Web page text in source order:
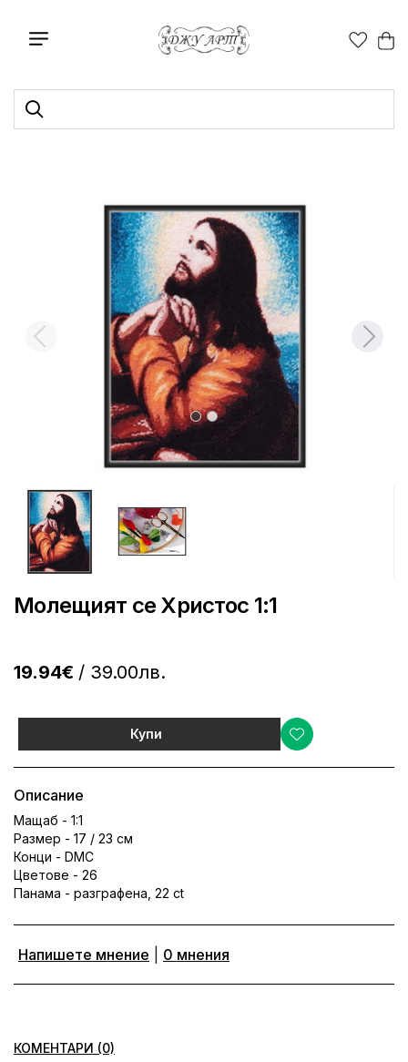
Молещият се Христос 1:1
19.94€ / 39.00лв.
Купи
Описание
Мащаб - 1:1
Размер - 17 / 23 см
Конци - DMC
Цветове - 26
Панама - разграфена, 22 ct
Напишете мнение 0 мнения
КОМЕНТАРИ (0)